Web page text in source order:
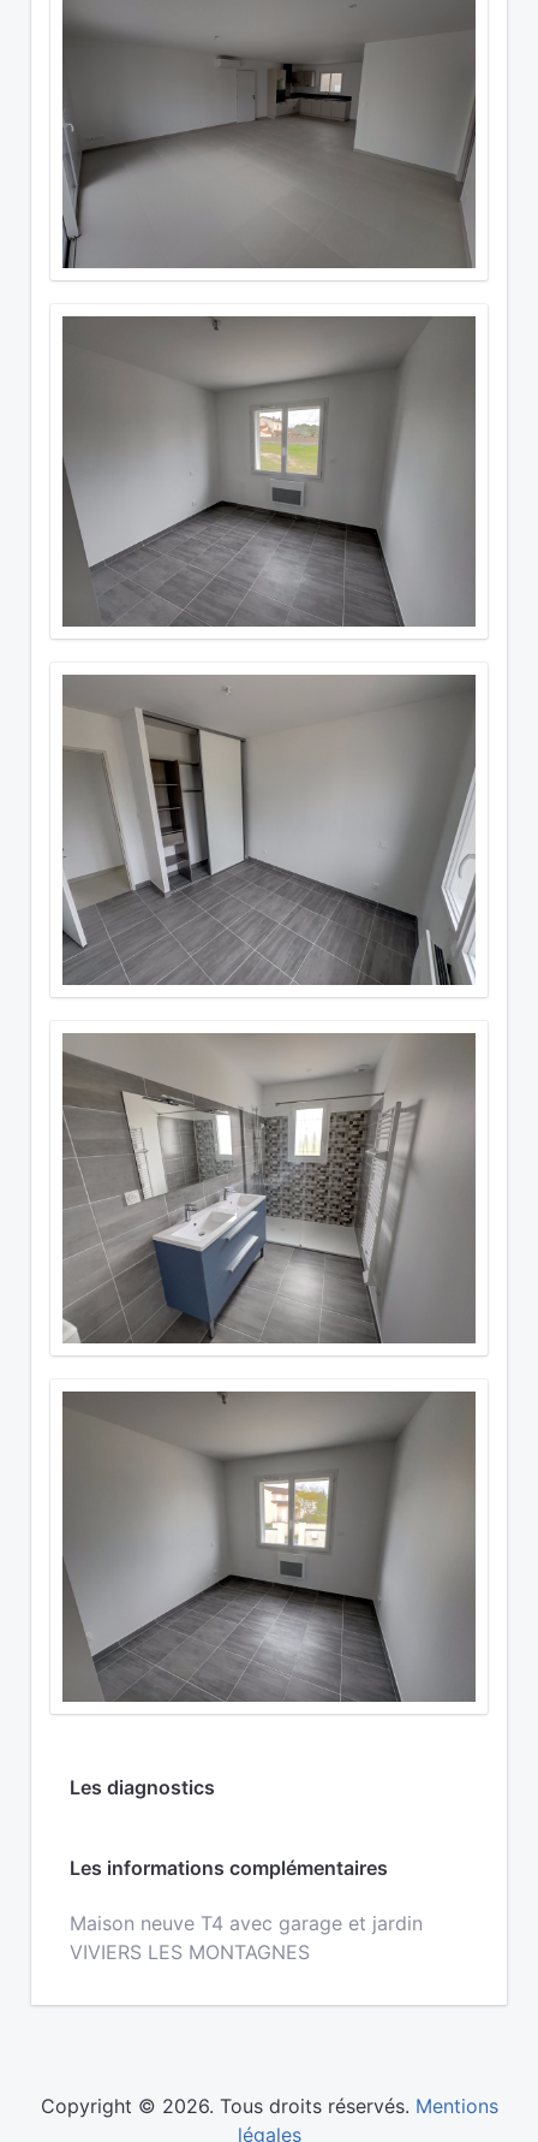
Les diagnostics
Les informations complémentaires
Maison neuve T4 avec garage et jardin
VIVIERS LES MONTAGNES
Copyright © 2026. Tous droits réservés. Mentions
légales